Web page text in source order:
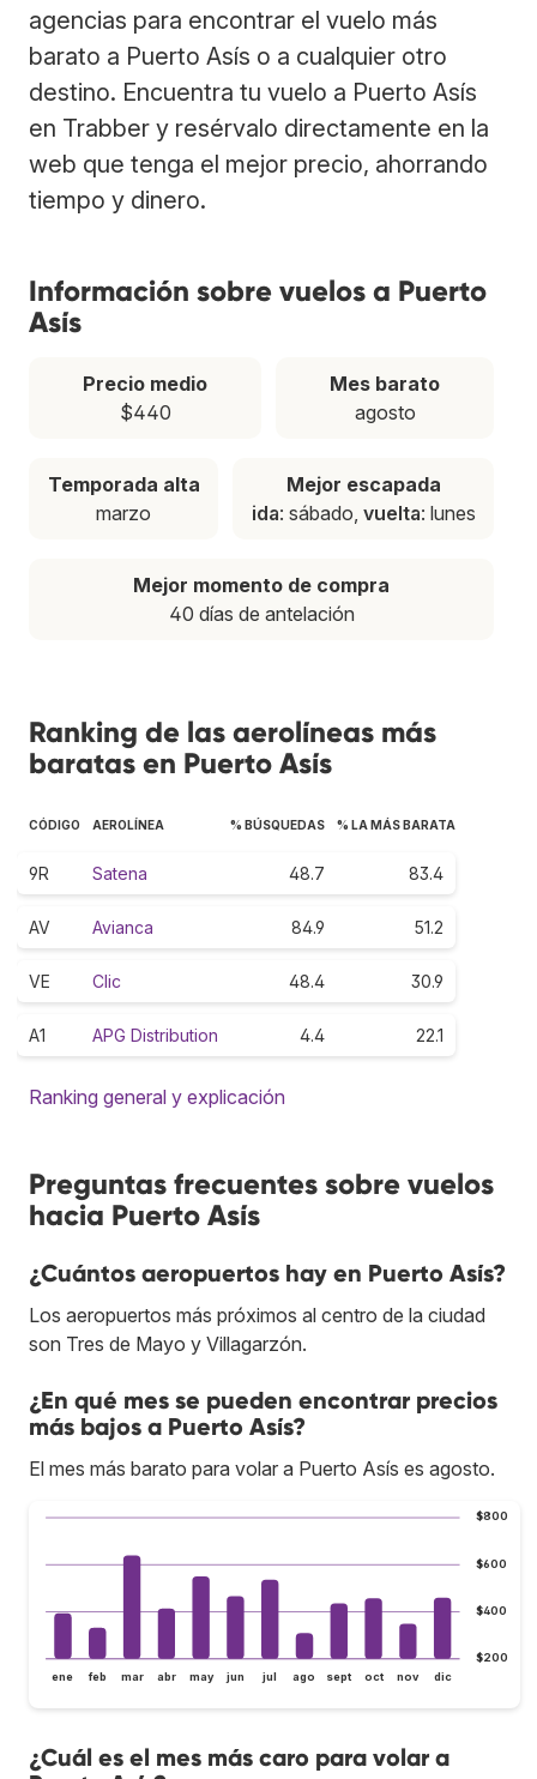
agencias para encontrar el vuelo más
barato a Puerto Asís o a cualquier otro
destino. Encuentra tu vuelo a Puerto Asís
en Trabber y resérvalo directamente en la
web que tenga el mejor precio, ahorrando
tiempo y dinero.
Información sobre vuelos a Puerto
Asís
Precio medio
$440
Mes barato
agosto
Temporada alta
marzo
Mejor escapada
ida: sábado, vuelta: lunes
Mejor momento de compra
40 días de antelación
Ranking de las aerolíneas más
baratas en Puerto Asís
CÓDIGO AEROLÍNEA % BÚSQUEDAS % LA MÁS BARATA
9R Satena 48.7 83.4
AV Avianca 84.9 51.2
VE Clic 48.4 30.9
A1 APG Distribution 4.4 22.1
Ranking general y explicación
Preguntas frecuentes sobre vuelos
hacia Puerto Asís
¿Cuántos aeropuertos hay en Puerto Asís?
Los aeropuertos más próximos al centro de la ciudad
son Tres de Mayo y Villagarzón.
¿En qué mes se pueden encontrar precios
más bajos a Puerto Asís?
El mes más barato para volar a Puerto Asís es agosto.
$200
$400
$600
$800
ene feb mar abr may jun jul ago sept oct nov dic
¿Cuál es el mes más caro para volar a